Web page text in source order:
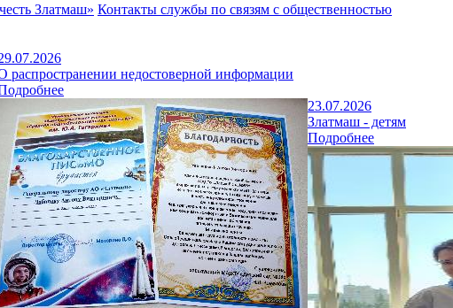
Златмаш» Контакты службы по связям с общественностью
распространении недостоверной информации
23.07.2026
Златмаш - детям
Подробнее